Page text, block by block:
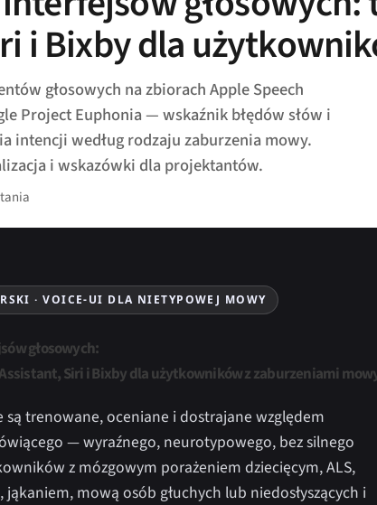
i Bixby dla
głosowych na zbiorach Apple Speech
Project Euphonia — wskaźnik błędów słów i
intencji według rodzaju zaburzenia mowy.
i wskazówki dla projektantów.
· VOICE-UI DLA NIETYPOWEJ MOWY
głosowych:
Siri i Bixby dla użytkowników z zaburzeniami
są trenowane, oceniane i dostrajane względem
— wyraźnego, neurotypowego, bez silnego
z mózgowym porażeniem dziecięcym, ALS,
mową osób głuchych lub niedosłyszących i